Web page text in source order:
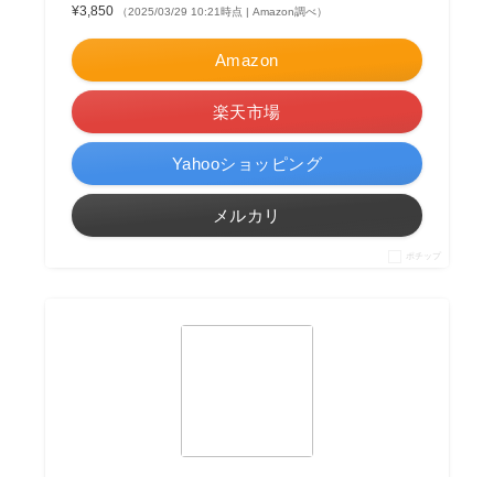
¥3,850
（2025/03/29 10:21時点 | Amazon調べ）
Amazon
楽天市場
Yahooショッピング
メルカリ
ポチップ